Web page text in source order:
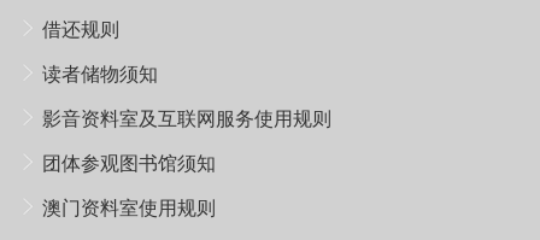
借还规则
读者储物须知
影音资料室及互联网服务使用规则
团体参观图书馆须知
澳门资料室使用规则